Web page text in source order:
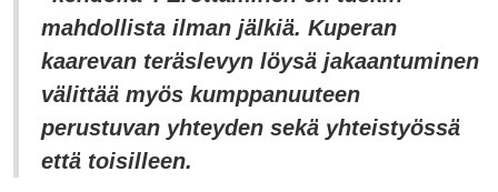
mahdollista ilman jälkiä. Kuperan
kaarevan teräslevyn löysä jakaantuminen
välittää myös kumppanuuteen
perustuvan yhteyden sekä yhteistyössä
että toisilleen.